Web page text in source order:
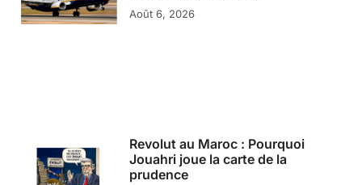
Août 6, 2026
Revolut au Maroc : Pourquoi
Jouahri joue la carte de la
prudence